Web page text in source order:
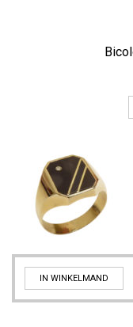
IN WINKELMAND